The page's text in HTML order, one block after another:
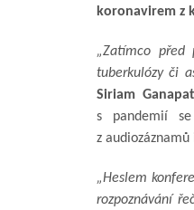
koronavirem z
„Zatímco před
tuberkulózy či
Siriam
s pandemií
z
„Heslem
rozpoznávání